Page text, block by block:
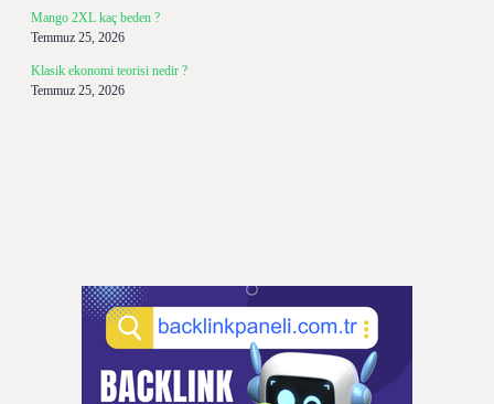
Mango 2XL kaç beden ?
Temmuz 25, 2026
Klasik ekonomi teorisi nedir ?
Temmuz 25, 2026